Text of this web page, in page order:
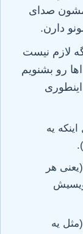
صدای
دارن.
لازم نیست
رو بشنویم
یه
(یعنی هر
(مثل یه